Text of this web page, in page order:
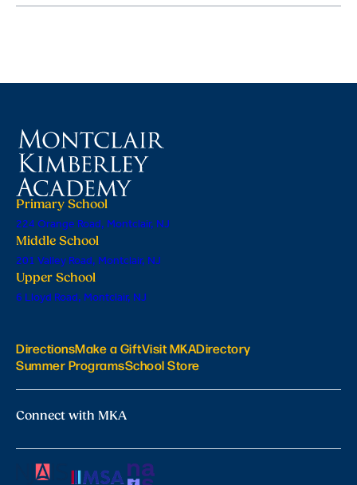
Primary School
224 Orange Road, Montclair, NJ
Middle School
201 Valley Road, Montclair, NJ
Upper School
6 Lloyd Road, Montclair, NJ
DirectionsMake a GiftVisit MKADirectory
Summer ProgramsSchool Store
Connect with MKA